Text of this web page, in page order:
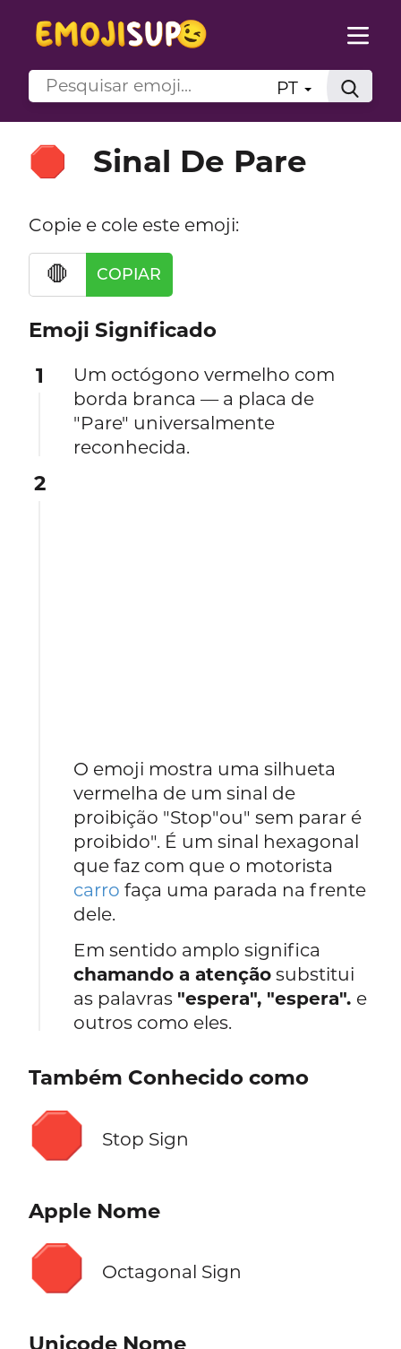
PT
🛑 Sinal De Pare
Copie e cole este emoji:
🛑 COPIAR
Emoji Significado
1
Um octógono vermelho com
borda branca — a placa de
"Pare" universalmente
reconhecida.
2
O emoji mostra uma silhueta
vermelha de um sinal de
proibição "Stop"ou" sem parar é
proibido". É um sinal hexagonal
que faz com que o motorista
carrofaça uma parada na frente
dele.
Em sentido amplo significa
chamando a atenção substitui
as palavras "espera", "espera". e
outros como eles.
Também Conhecido como
🛑 Stop Sign
Apple Nome
🛑 Octagonal Sign
Unicode Nome